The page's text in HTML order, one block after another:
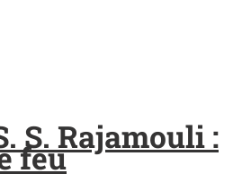
S. Rajamouli :
feu